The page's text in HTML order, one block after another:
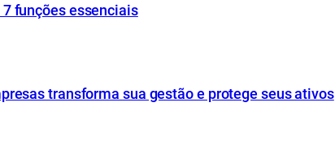
funções essenciais
transforma sua gestão e protege seus ativos